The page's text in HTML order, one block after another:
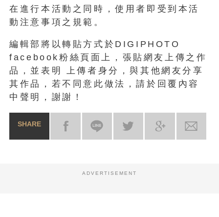
在進行本活動之同時，使用者即受到本活
動注意事項之規範。
編輯部將以轉貼方式於DIGIPHOTO
facebook粉絲頁面上，張貼網友上傳之作
品，並表明 上傳者身分，與其他網友分享
其作品，若不同意此做法，請於回覆內容
中聲明，謝謝！
SHARE
ADVERTISEMENT